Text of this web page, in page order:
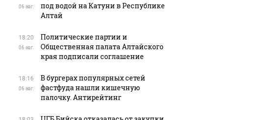
06 авг.
под водой на Катуни в Республике
Алтай
18:20
06 авг.
Политические партии и
Общественная палата Алтайского
края подписали соглашение
18:16
06 авг.
В бургерах популярных сетей
фастфуда нашли кишечную
палочку. Антирейтинг